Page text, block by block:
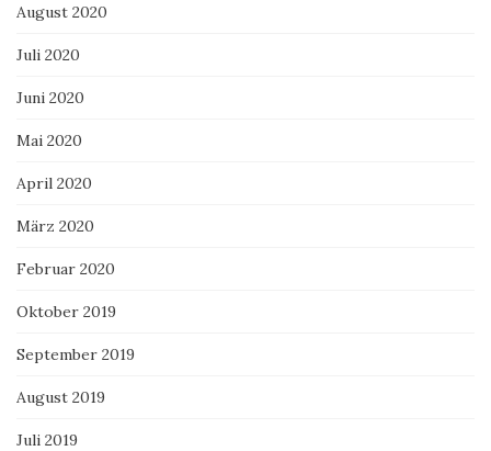
August 2020
Juli 2020
Juni 2020
Mai 2020
April 2020
März 2020
Februar 2020
Oktober 2019
September 2019
August 2019
Juli 2019